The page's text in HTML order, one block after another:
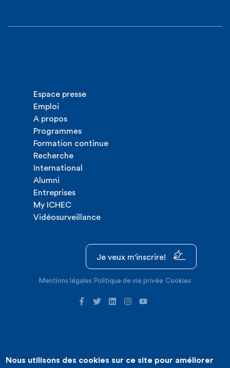
Espace presse
Emploi
A propos
Programmes
Formation continue
Recherche
International
Alumni
Entreprises
My ICHEC
Vidéosurveillance
Je veux m'inscrire!
Mentions légales Politique de vie privée Cookies
©2026 ICHEC |Création de site internet : Expansion
Nous utilisons des cookies sur ce site pour améliorer